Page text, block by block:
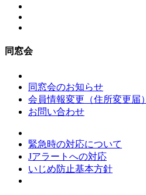
同窓会
同窓会のお知らせ
会員情報変更（住所変更届）
お問い合わせ
緊急時の対応について
Jアラートへの対応
いじめ防止基本方針